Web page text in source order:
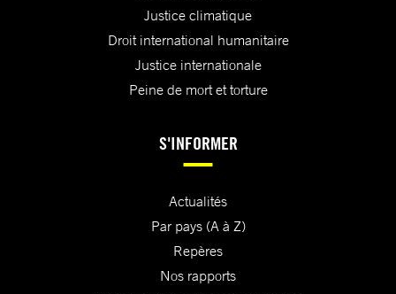
Justice climatique
Droit international humanitaire
Justice internationale
Peine de mort et torture
S'INFORMER
Actualités
Par pays (A à Z)
Repères
Nos rapports